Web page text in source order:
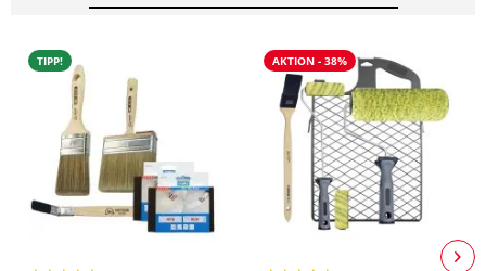
TIPP! AKTION - 38%